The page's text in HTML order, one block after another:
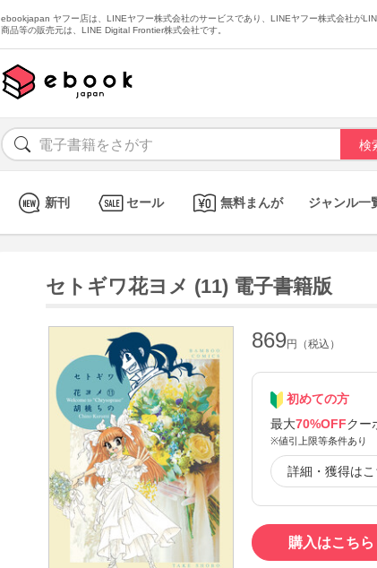
ebookjapan ヤフー店は、LINEヤフー株式会社のサービスであり、LINEヤフー株式会社が
商品等の販売元は、LINE Digital Frontier株式会社です。
新刊 セール 無料まんが ジャンル一
セトギワ花ヨメ (11) 電子書籍版
869円（税込）
初めての方
最大70%OFFクー
※値引上限等条件あり
詳細・獲得はこ
購入はこちら